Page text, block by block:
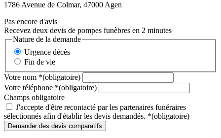
1786 Avenue de Colmar, 47000 Agen
Pas encore d'avis
Recevez deux devis de pompes funèbres en 2 minutes
Nature de la demande
Urgence décès
Fin de vie
Votre nom *(obligatoire)
Votre téléphone *(obligatoire)
Champs obligatoire
J'accepte d'être recontacté par les partenaires funéraires
sélectionnés afin d'établir les devis demandés. *(obligatoire)